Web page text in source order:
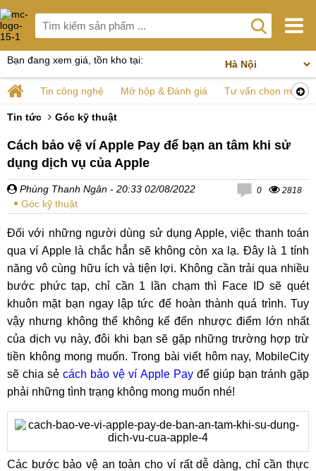
Bạn đang xem giá, tồn kho tại:
Tin công nghệ Mở hộp & Đánh giá Tư vấn chọn mua
Tin tức Góc kỹ thuật
Cách bảo vệ ví Apple Pay để bạn an tâm khi sử
dụng dịch vụ của Apple
Phùng Thanh Ngân - 20:33 02/08/2022
Góc kỹ thuật
0 2818
Đối với những người dùng sử dụng Apple, việc thanh toán
qua ví Apple là chắc hẳn sẽ không còn xa lạ. Đây là 1 tính
năng vô cùng hữu ích và tiện lợi. Không cần trải qua nhiều
bước phức tạp, chỉ cần 1 lần chạm thì Face ID sẽ quét
khuôn mặt bạn ngay lập tức để hoàn thành quá trình. Tuy
vậy nhưng không thể không kể đến nhược điểm lớn nhất
của dịch vụ này, đôi khi bạn sẽ gặp những trường hợp trừ
tiền không mong muốn. Trong bài viết hôm nay, MobileCity
sẽ chia sẻ cách bảo vệ ví Apple Pay để giúp bạn tránh gặp
phải những tình trạng không mong muốn nhé!
Các bước bảo vệ an toàn cho ví rất dễ dàng, chỉ cần thực